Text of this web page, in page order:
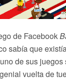
de Facebook
sabía que
de sus
vuelta de